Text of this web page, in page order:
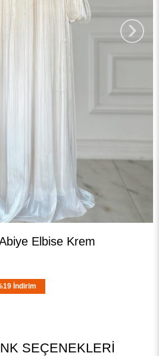
›
Elbise Krem
19 İndirim
SEÇENEKLERI